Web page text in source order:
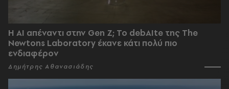
Η AI απέναντι στην Gen Z; Το debAIte της The
Newtons Laboratory έκανε κάτι πολύ πιο
ενδιαφέρον
Δημήτρης Αθανασιάδης